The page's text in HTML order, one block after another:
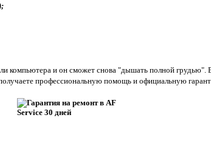
и он сможет снова "дышать полной грудью".
профессиональную помощь и официальную